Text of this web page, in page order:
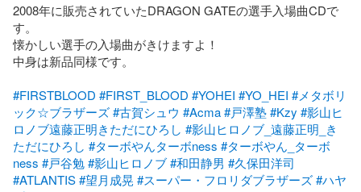
2008年に販売されていたDRAGON GATEの選手入場曲CDで
す。
懐かしい選手の入場曲がきけますよ！
中身は新品同様です。
#FIRSTBLOOD #FIRST_BLOOD #YOHEI #YO_HEI #メタボリ
ック☆ブラザーズ#古賀シュウ #Acma#戸澤塾#Kzy #影山ヒ
ロノブ遠藤正明きただにひろし #影山ヒロノブ_遠藤正明_き
ただにひろし #ターボやんターボness #ターボやん_ターボ
ness #戸谷勉#影山ヒロノブ#和田静男 #久保田洋司
#ATLANTIS#望月成晃 #スーパー・フロリダブラザーズ#ハヤ